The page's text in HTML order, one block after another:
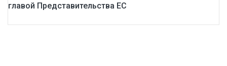
главой Представительства ЕС